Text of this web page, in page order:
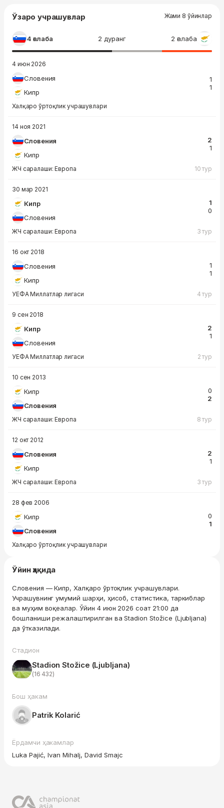
Ўзаро учрашувлар Жами 8 ўйинлар
4 ғалаба 2 дуранг 2 ғалаба
4 июн 2026
Словения
Кипр
1
1
Халқаро ўртоқлик учрашувлари
14 ноя 2021
Словения
Кипр
2
1
ЖЧ саралаши: Европа 10 тур
30 мар 2021
Кипр
Словения
1
0
ЖЧ саралаши: Европа 3 тур
16 окт 2018
Словения
Кипр
1
1
УЕФА Миллатлар лигаси 4 тур
9 сен 2018
Кипр
Словения
2
1
УЕФА Миллатлар лигаси 2 тур
10 сен 2013
Кипр
Словения
0
2
ЖЧ саралаши: Европа 8 тур
12 окт 2012
Словения
Кипр
2
1
ЖЧ саралаши: Европа 3 тур
28 фев 2006
Кипр
Словения
0
1
Халқаро ўртоқлик учрашувлари
Ўйин ҳақида
Словения — Кипр, Халқаро ўртоқлик учрашувлари.
Учрашувнинг умумий шарҳи, ҳисоб, статистика, таркиблар
ва муҳим воқеалар. Ўйин 4 июн 2026 соат 21:00 да
бошланиши режалаштирилган ва Stadion Stožice (Ljubljana)
да ўтказилади.
Стадион
Stadion Stožice (Ljubljana)
(16 432)
Бош ҳакам
Patrik Kolarić
Ёрдамчи ҳакамлар
Luka Pajić, Ivan Mihalj, David Smajc